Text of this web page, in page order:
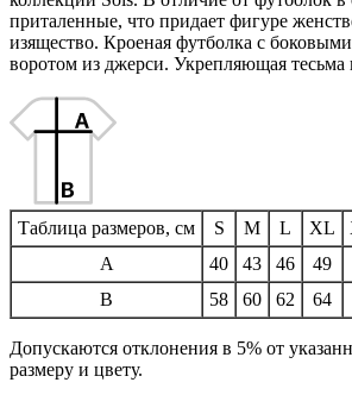
приталенные, что придает фигуре
изящество. Кроеная футболка с
воротом из джерси. Укрепляющая тесьма
Таблица размеров, см S M L XL
A
40 43 46 49
B
58 60 62 64
Допускаются отклонения в 5% от
размеру и цвету.